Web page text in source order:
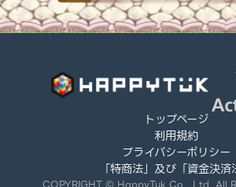
トップページ
利用規約
プライバシーポリシー
「特商法」及び「資金決済